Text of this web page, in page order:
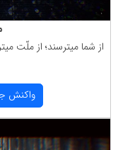
از شما میترسند؛ از ملّت
واكنش